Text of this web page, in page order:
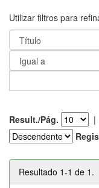
Utilizar filtros para
Result./Pág. |
Resultado 1-1 de 1.